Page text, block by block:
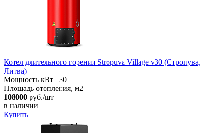
Котел длительного горения Stropuva Village v30 (Стропува,
Литва)
Мощность кВт
30
Площадь отопления, м2
108000 руб./шт
в наличии
Купить